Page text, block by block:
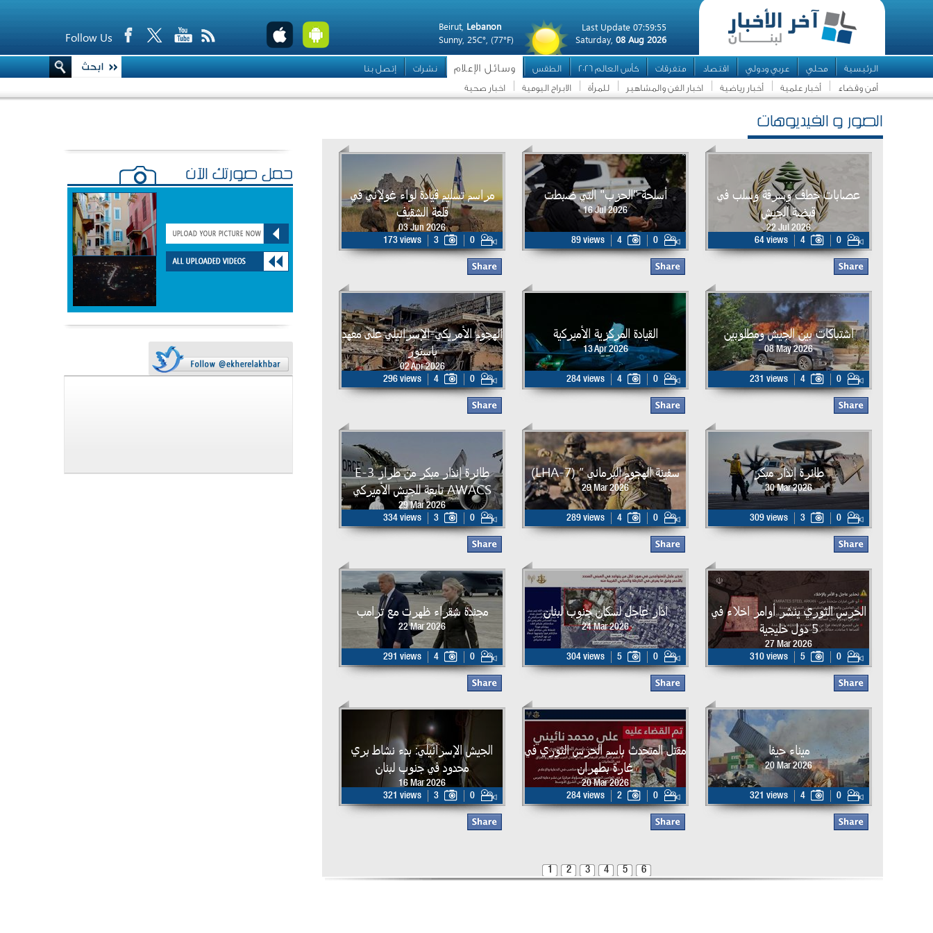
Last Update 07:59:55
Saturday, 08 Aug 2026
Beirut, Lebanon
Sunny, 25C°, (77°F)
Follow Us
الرئيسية محلي عربي ودولي اقتصاد متفرقات كأس العالم 2026 الطقس وسائل الإعلام نشرات
إتصل بنا
أمن وقضاء
أخبار علمية أخبار رياضية اخبار الفن والمشاهير للمرأة الابراج اليومية اخبار صحية
الصور و الفيديوهات
عصابات خطف وسرقة وسلب في
قبضة الجيش
22 Jul 2026
64 views
4 0
أسلحة "الحزب" التي ضبطت
16 Jul 2026
89 views 4 0
مراسم تسليم قيادة لواء غولاني في
قلعة الشقيف
03 Jun 2026
173 views
3 0
اشتباكات بين الجيش ومطلوبين
08 May 2026
231 views 4 0
القيادة المركزية الأميركية
13 Apr 2026
284 views 4 0
الهجوم الأمريكي-الإسرائيلي على معهد
باستور
02 Apr 2026
296 views
4 0
طائرة إنذار مبكر
30 Mar 2026
309 views 3 0
سفينة الهجوم البرمائي ” (LHA-7)
29 Mar 2026
289 views 4 0
طائرة إنذار مبكر من طراز E-3
AWACS تابعة للجيش الأميركي
29 Mar 2026
334 views
3 0
الحرس الثوري ينشر أوامر اخلاء في
5 دول خليجية
27 Mar 2026
310 views
5 0
اذار عاجل لسكان جنوب لبنان
24 Mar 2026
304 views 5 0
مجندة شقراء ظهرت مع ترامب
22 Mar 2026
291 views 4 0
ميناء حيفا
20 Mar 2026
321 views 4 0
مقتل المتحدث باسم الحرس الثوري في
غارة بطهران
20 Mar 2026
284 views
2 0
الجيش الإسرائيلي: بدء نشاط بري
محدود في جنوب لبنان
16 Mar 2026
321 views
3 0
1 2 3 4 5 6
حمّل صورتك الآن